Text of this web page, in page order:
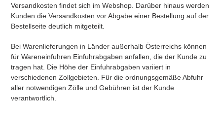
Versandkosten findet sich im Webshop. Darüber hinaus werden
Kunden die Versandkosten vor Abgabe einer Bestellung auf der
Bestellseite deutlich mitgeteilt.
Bei Warenlieferungen in Länder außerhalb Österreichs können
für Wareneinfuhren Einfuhrabgaben anfallen, die der Kunde zu
tragen hat. Die Höhe der Einfuhrabgaben variiert in
verschiedenen Zollgebieten. Für die ordnungsgemäße Abfuhr
aller notwendigen Zölle und Gebühren ist der Kunde
verantwortlich.